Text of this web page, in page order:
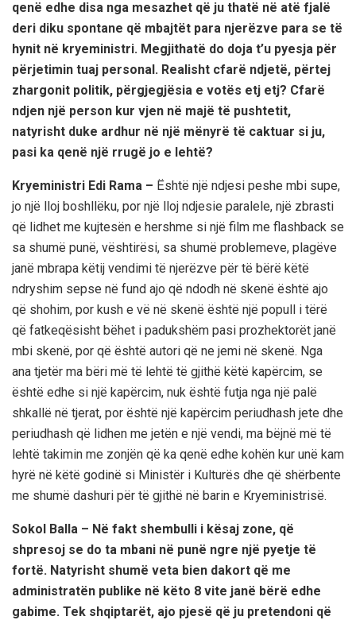
qenë edhe disa nga mesazhet që ju thatë në atë fjalë
deri diku spontane që mbajtët para njerëzve para se të
hynit në kryeministri. Megjithatë do doja t’u pyesja për
përjetimin tuaj personal. Realisht cfarë ndjetë, përtej
zhargonit politik, përgjegjësia e votës etj etj? Cfarë
ndjen një person kur vjen në majë të pushtetit,
natyrisht duke ardhur në një mënyrë të caktuar si ju,
pasi ka qenë një rrugë jo e lehtë?
Kryeministri Edi Rama – Është një ndjesi peshe mbi supe,
jo një lloj boshllëku, por një lloj ndjesie paralele, një zbrasti
që lidhet me kujtesën e hershme si një film me flashback se
sa shumë punë, vështirësi, sa shumë problemeve, plagëve
janë mbrapa këtij vendimi të njerëzve për të bërë këtë
ndryshim sepse në fund ajo që ndodh në skenë është ajo
që shohim, por kush e vë në skenë është një popull i tërë
që fatkeqësisht bëhet i padukshëm pasi prozhektorët janë
mbi skenë, por që është autori që ne jemi në skenë. Nga
ana tjetër ma bëri më të lehtë të gjithë këtë kapërcim, se
është edhe si një kapërcim, nuk është futja nga një palë
shkallë në tjerat, por është një kapërcim periudhash jete dhe
periudhash që lidhen me jetën e një vendi, ma bëjnë më të
lehtë takimin me zonjën që ka qenë edhe kohën kur unë kam
hyrë në këtë godinë si Ministër i Kulturës dhe që shërbente
me shumë dashuri për të gjithë në barin e Kryeministrisë.
Sokol Balla – Në fakt shembulli i kësaj zone, që
shpresoj se do ta mbani në punë ngre një pyetje të
fortë. Natyrisht shumë veta bien dakort që me
administratën publike në këto 8 vite janë bërë edhe
gabime. Tek shqiptarët, ajo pjesë që ju pretendoni që